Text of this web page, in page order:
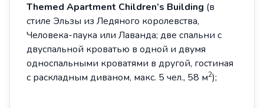
Themed Apartment Children’s Building (в
стиле Эльзы из Ледяного королевства,
Человека-паука или Лаванда; две спальни с
двуспальной кроватью в одной и двумя
односпальными кроватями в другой, гостиная
с раскладным диваном, макс. 5 чел., 58 м2);